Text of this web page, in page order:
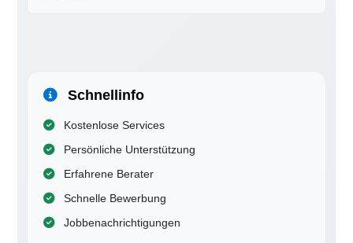
Schnellinfo
Kostenlose Services
Persönliche Unterstützung
Erfahrene Berater
Schnelle Bewerbung
Jobbenachrichtigungen